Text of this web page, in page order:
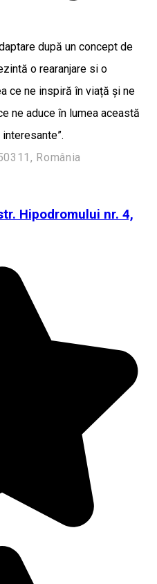
după un concept de
o rearanjare si o
ce ne inspiră în viață și ne
ne aduce în lumea această
România
Hipodromului nr. 4,